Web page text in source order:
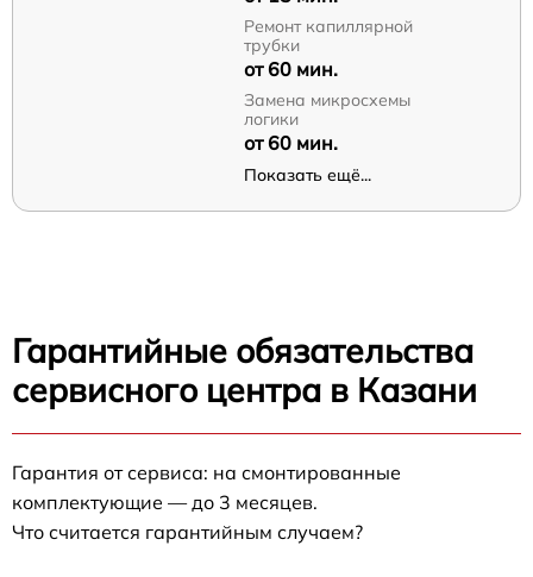
Ремонт капиллярной
трубки
от 60 мин.
Замена микросхемы
логики
от 60 мин.
Показать ещё...
Гарантийные обязательства
сервисного центра в Казани
Гарантия от сервиса: на смонтированные
комплектующие — до 3 месяцев.
Что считается гарантийным случаем?